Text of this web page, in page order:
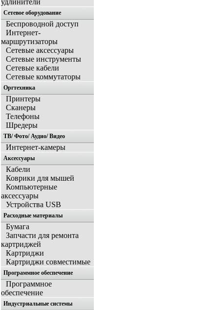
удлинители
Сетевое оборудование
Беспроводной доступ
Интернет-
маршрутизаторы
Сетевые аксессуары
Сетевые инструменты
Сетевые кабели
Сетевые коммутаторы
Оргтехника
Принтеры
Сканеры
Телефоны
Шредеры
ТВ/ Фото/ Аудио/ Видео
Интернет-камеры
Аксессуары
Кабели
Коврики для мышей
Компьютерные
аксессуары
Устройства USB
Расходные материалы
Бумага
Запчасти для ремонта
картриджей
Картриджи
Картриджи совместимые
Программное обеспечение
Программное
обеспечение
Индустриальные системы